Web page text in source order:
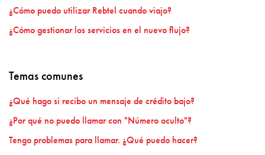
¿Cómo puedo utilizar Rebtel cuando viajo?
¿Cómo gestionar los servicios en el nuevo flujo?
Temas comunes
¿Qué hago si recibo un mensaje de crédito bajo?
¿Por qué no puedo llamar con "Número oculto"?
Tengo problemas para llamar. ¿Qué puedo hacer?